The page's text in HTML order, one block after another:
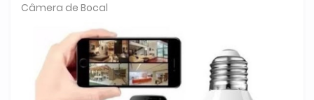
Câmera de Bocal